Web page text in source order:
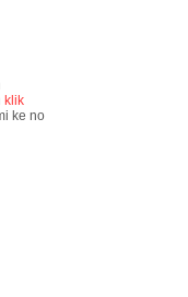
klik
ke no